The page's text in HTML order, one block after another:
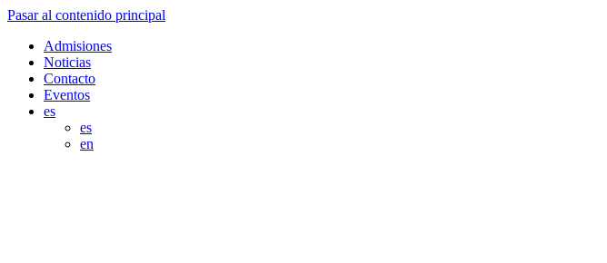
Pasar al contenido principal
Admisiones
Noticias
Contacto
Eventos
es
es
en